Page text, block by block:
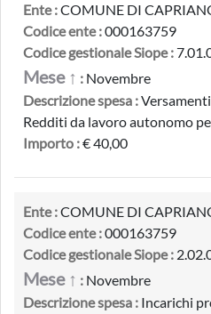
Ente :COMUNE DI
Codice ente :000163759
Codice gestionale Siope :
Mese ↑ : Novembre
Descrizione spesa :
Redditi da lavoro autonomo
Importo :€ 40,00
Ente :COMUNE DI
Codice ente :000163759
Codice gestionale Siope :
Mese ↑ : Novembre
Descrizione spesa : Incarichi